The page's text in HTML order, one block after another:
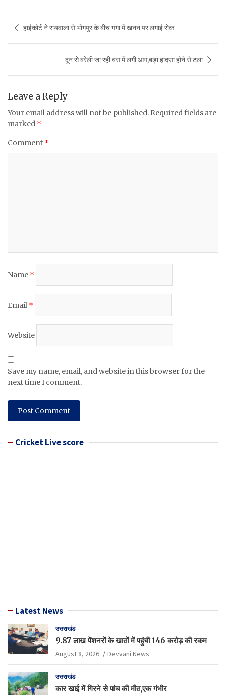
c
e
b
o
k
it
te
r
at
s
A
p
p
ai
l
ar
e
navigation
हाईकोर्ट ने रायवाला से भोगपुर के बीच गंगा में खनन पर लगाई रोक
दून से बरेली जा रही बस में लगी आग,बड़ा हादसा होने से टला
Leave a Reply
Your email address will not be published. Required fields are
marked *
Comment *
Name *
Email *
Website
Save my name, email, and website in this browser for the
next time I comment.
Cricket Live score
Latest News
उत्तराखंड
9.87 लाख पेंशनरों के खातों में पहुंची 146 करोड़ की रकम
August 8, 2026 Devvani News
उत्तराखंड
कार खाई में गिरने से पांच की मौत,एक गंभीर